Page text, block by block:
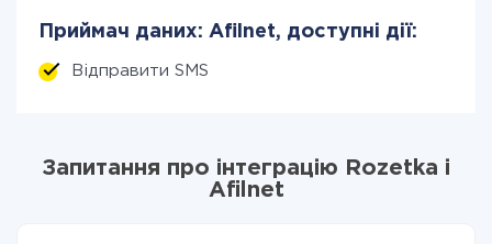
Приймач даних: Afilnet, доступні дії:
Відправити SMS
Запитання про інтеграцію Rozetka і
Afilnet